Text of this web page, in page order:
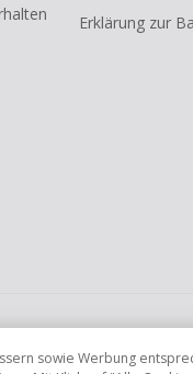
Erklärung zur
IT ES
sowie Werbung